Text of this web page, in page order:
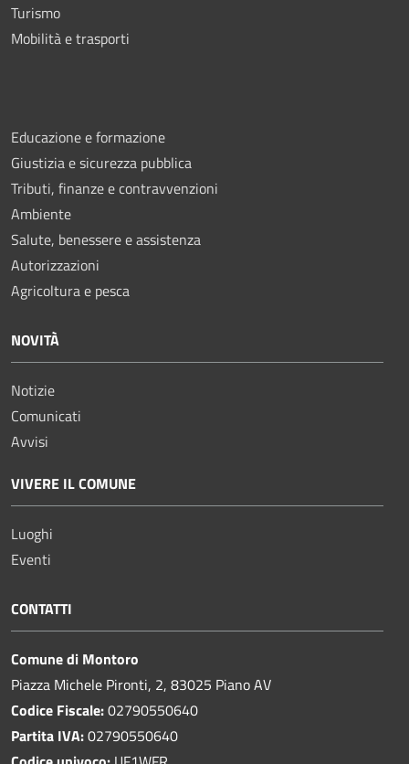
Turismo
Mobilità e trasporti
Educazione e formazione
Giustizia e sicurezza pubblica
Tributi, finanze e contravvenzioni
Ambiente
Salute, benessere e assistenza
Autorizzazioni
Agricoltura e pesca
NOVITÀ
Notizie
Comunicati
Avvisi
VIVERE IL COMUNE
Luoghi
Eventi
CONTATTI
Comune di Montoro
Piazza Michele Pironti, 2, 83025 Piano AV
Codice Fiscale:02790550640
Partita IVA:02790550640